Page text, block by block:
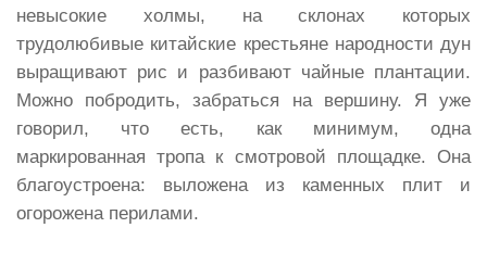
невысокие холмы, на склонах которых
трудолюбивые китайские крестьяне народности дун
выращивают рис и разбивают чайные плантации.
Можно побродить, забраться на вершину. Я уже
говорил, что есть, как минимум, одна
маркированная тропа к смотровой площадке. Она
благоустроена: выложена из каменных плит и
огорожена перилами.